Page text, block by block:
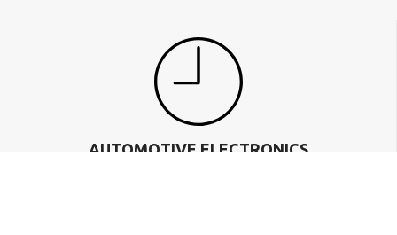
AUTOMOTIVE ELECTRONICS